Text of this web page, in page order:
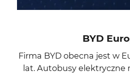
BYD
Firma BYD obecna jest w
lat. Autobusy elektryczne